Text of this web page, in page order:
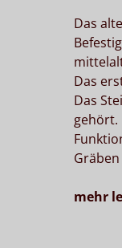
Das
Das
Das
gehört.
mehr